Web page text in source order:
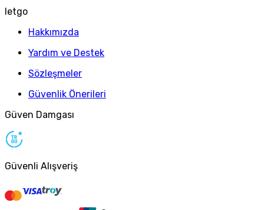
letgo
Hakkımızda
Yardım ve Destek
Sözleşmeler
Güvenlik Önerileri
Güven Damgası
Güvenli Alışveriş